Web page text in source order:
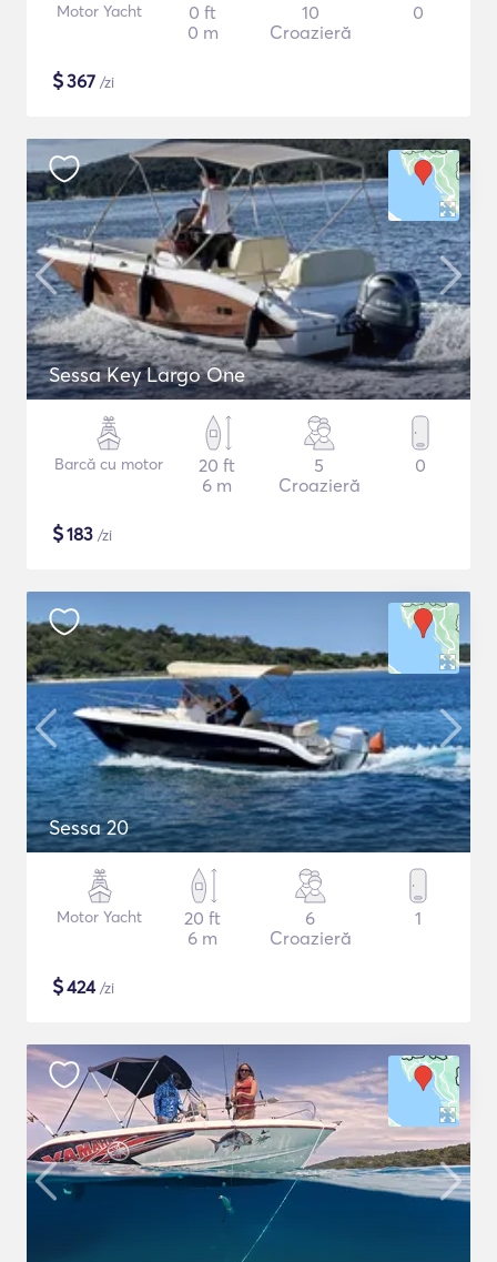
Motor Yacht
0 ft
0 m
10
Croazieră
0
$367 /zi
Sessa Key Largo One
Barcă cu motor
20 ft
6 m
5
Croazieră
0
$183 /zi
Sessa 20
Motor Yacht
20 ft
6 m
6
Croazieră
1
$424/zi